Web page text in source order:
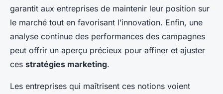
garantit aux entreprises de maintenir leur position sur
le marché tout en favorisant l’innovation. Enfin, une
analyse continue des performances des campagnes
peut offrir un aperçu précieux pour affiner et ajuster
ces stratégies marketing.
Les entreprises qui maîtrisent ces notions voient